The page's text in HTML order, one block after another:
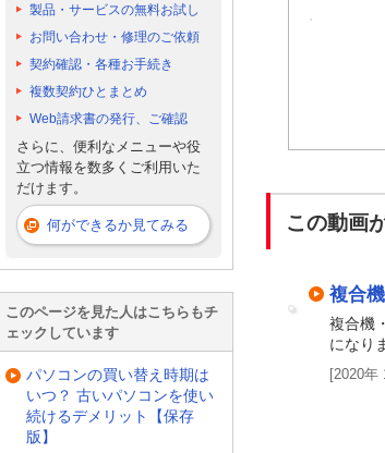
この動画
複合
複合機
になり
[2020年
製品・サービスの無料お試し
お問い合わせ・修理のご依頼
契約確認・各種お手続き
複数契約ひとまとめ
Web請求書の発行、ご確認
さらに、便利なメニューや役
立つ情報を数多くご利用いた
だけます。
何ができるか見てみる
このページを見た人はこちらもチ
ェックしています
パソコンの買い替え時期は
いつ？ 古いパソコンを使い
続けるデメリット【保存
版】